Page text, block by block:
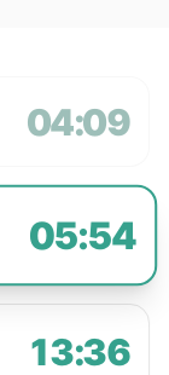
04:09
05:54
13:36